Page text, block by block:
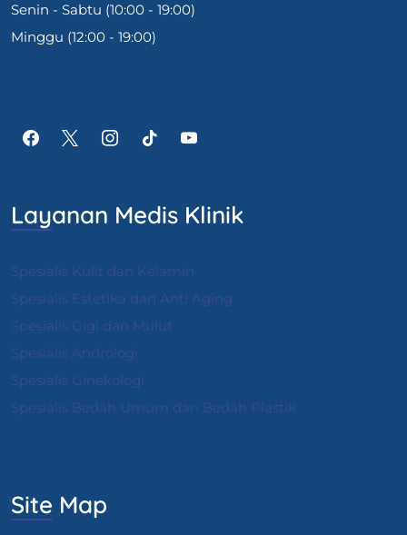
Senin - Sabtu (10:00 - 19:00)
Minggu (12:00 - 19:00)
Layanan Medis Klinik
Spesialis Kulit dan Kelamin
Spesialis Estetika dan Anti Aging
Spesialis Gigi dan Mulut
Spesialis Andrologi
Spesialis Ginekologi
Spesialis Bedah Umum dan Bedah Plastik
Site Map